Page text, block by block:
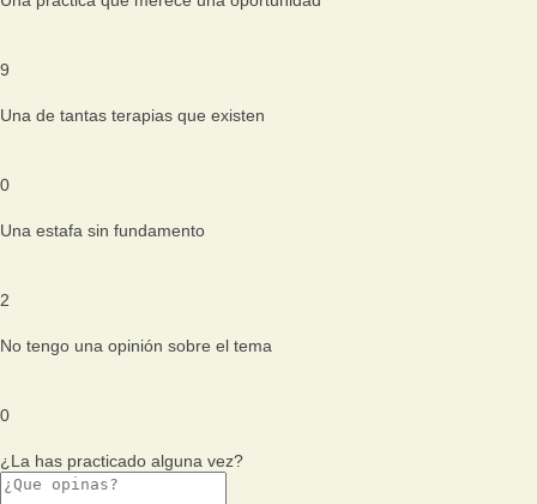
9
Una de tantas terapias que existen
0
Una estafa sin fundamento
2
No tengo una opinión sobre el tema
0
¿La has practicado alguna vez?